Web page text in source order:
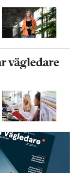
vägledare